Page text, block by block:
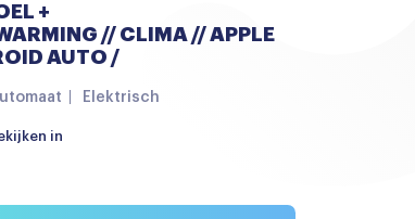
+
// CLIMA // APPLE
AUTO /
Elektrisch
in